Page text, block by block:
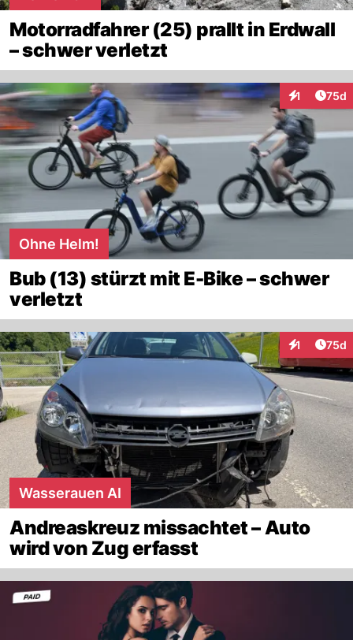
Motorradfahrer (25) prallt in Erdwall
– schwer verletzt
1 75d
Ohne Helm!
Bub (13) stürzt mit E-Bike – schwer
verletzt
1 75d
Wasserauen AI
Andreaskreuz missachtet – Auto
wird von Zug erfasst